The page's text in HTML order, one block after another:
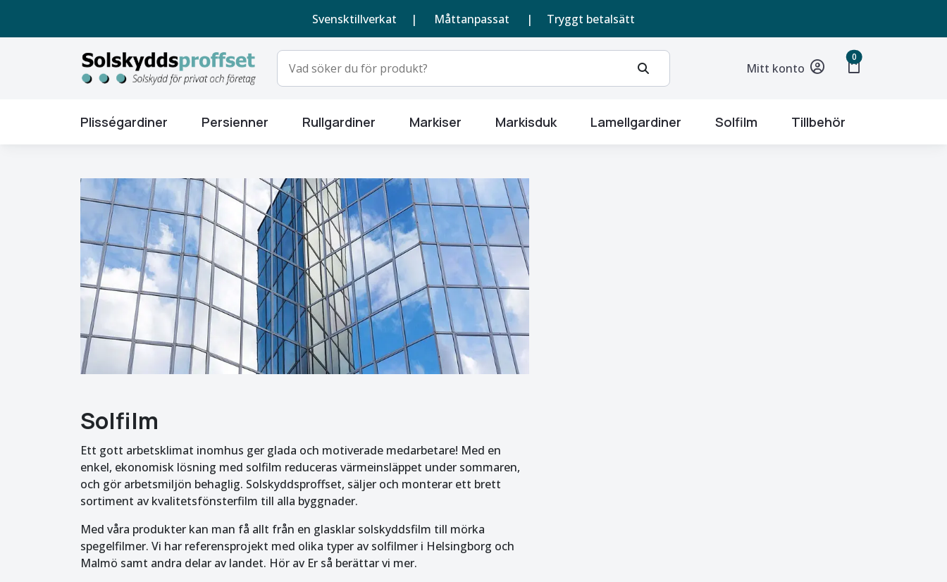
Svensktillverkat | Måttanpassat | Tryggt betalsätt
Mitt konto shopping_bag
0unread messages
Plisségardiner Persienner Rullgardiner Markiser Markisduk Lamellgardiner Solfilm Tillbehör
Solfilm
Ett gott arbetsklimat inomhus ger glada och motiverade medarbetare! Med en
enkel, ekonomisk lösning med solfilm reduceras värmeinsläppet under sommaren,
och gör arbetsmiljön behaglig. Solskyddsproffset, säljer och monterar ett brett
sortiment av kvalitetsfönsterfilm till alla byggnader.
Med våra produkter kan man få allt från en glasklar solskyddsfilm till mörka
spegelfilmer. Vi har referensprojekt med olika typer av solfilmer i Helsingborg och
Malmö samt andra delar av landet. Hör av Er så berättar vi mer.